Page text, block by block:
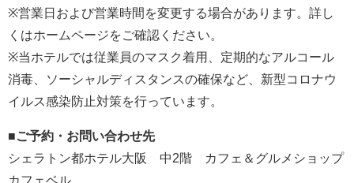
※営業日および営業時間を変更する場合があります。詳し
くはホームページをご確認ください。
※当ホテルでは従業員のマスク着用、定期的なアルコール
消毒、ソーシャルディスタンスの確保など、新型コロナウ
イルス感染防止対策を行っています。
■ご予約・お問い合わせ先
シェラトン都ホテル大阪 中2階 カフェ＆グルメショップ
カフェベル